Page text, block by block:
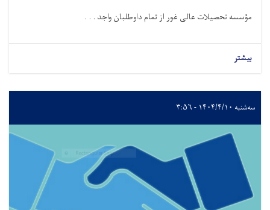
مؤسسه تحصیلات عالی غور از تمام داوطلبان واجد . . .
بیشتر
سه‌شنبه ۱۴۰۴/۴/۱۰ - ۳:۵۶